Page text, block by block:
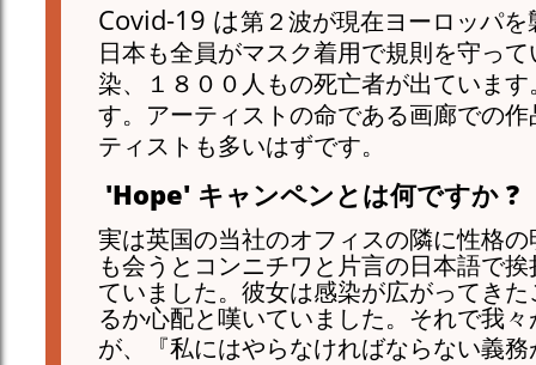
Covid-19 は第２波が現在ヨーロッパ
日本も全員がマスク着用で規則を守っ
染、１８００人もの死亡者が出ていま
す。アーティストの命である画廊での
ティストも多いはずです。
'Hope' キャンペンとは何ですか ?
実は英国の当社のオフィスの隣に性格
も会うとコンニチワと片言の日本語で
ていました。彼女は感染が広がってき
るか心配と嘆いていました。それで我
が、『私にはやらなければならない義